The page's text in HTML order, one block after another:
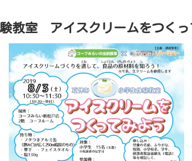
教室 アイスクリームをつくっ